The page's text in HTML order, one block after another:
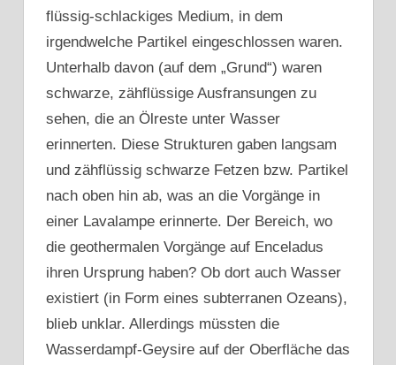
flüssig-schlackiges Medium, in dem
irgendwelche Partikel eingeschlossen waren.
Unterhalb davon (auf dem „Grund“) waren
schwarze, zähflüssige Ausfransungen zu
sehen, die an Ölreste unter Wasser
erinnerten. Diese Strukturen gaben langsam
und zähflüssig schwarze Fetzen bzw. Partikel
nach oben hin ab, was an die Vorgänge in
einer Lavalampe erinnerte. Der Bereich, wo
die geothermalen Vorgänge auf Enceladus
ihren Ursprung haben? Ob dort auch Wasser
existiert (in Form eines subterranen Ozeans),
blieb unklar. Allerdings müssten die
Wasserdampf-Geysire auf der Oberfläche das